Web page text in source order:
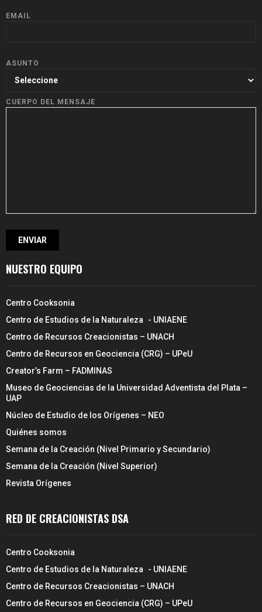
EMAIL
ASUNTO
CUERPO DEL MENSAJE
NUESTRO EQUIPO
Centro Cooksonia
Centro de Estudios de la Naturaleza - UNIAENE
Centro de Recursos Creacionistas – UNACH
Centro de Recursos en Geociencia (CRG) – UPeU
Creator’s Farm – FADMINAS
Museo de Geociencias de la Universidad Adventista del Plata –
UAP
Núcleo de Estudio de los Orígenes – NEO
Quiénes somos
Semana de la Creación (Nivel Primario y Secundario)
Semana de la Creación (Nivel Superior)
Revista Orígenes
RED DE CREACIONISTAS DSA
Centro Cooksonia
Centro de Estudios de la Naturaleza - UNIAENE
Centro de Recursos Creacionistas – UNACH
Centro de Recursos en Geociencia (CRG) – UPeU